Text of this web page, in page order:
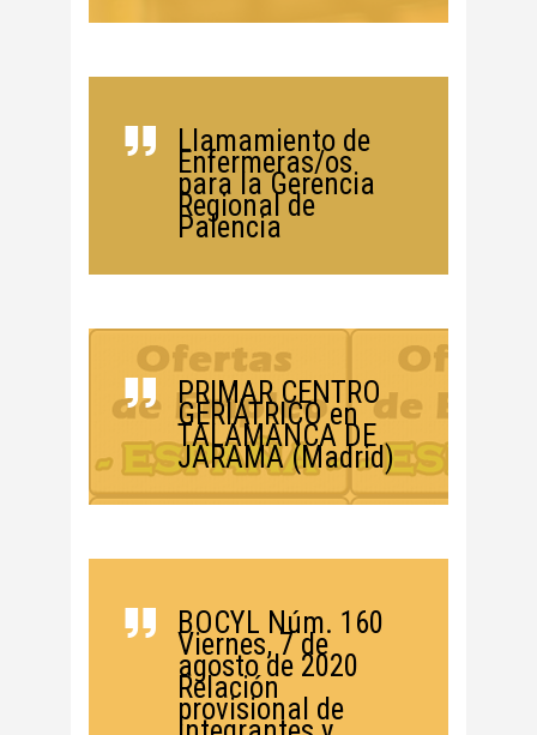
Llamamiento de
Enfermeras/os
para la Gerencia
Regional de
Palencia
PRIMAR CENTRO
GERIÁTRICO en
TALAMANCA DE
JARAMA (Madrid)
BOCYL Núm. 160
Viernes, 7 de
agosto de 2020
Relación
provisional de